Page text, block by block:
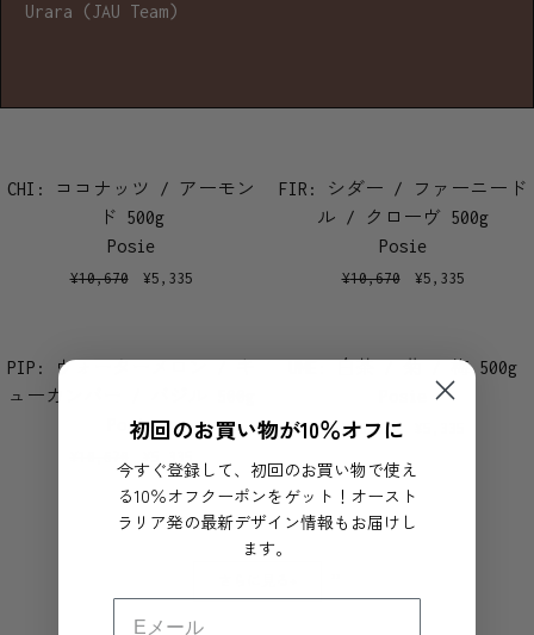
Urara (JAU Team)
CHI: ココナッツ / アーモン
ド 500g
Posie
¥10,670 ¥5,335
FIR: シダー / ファーニード
ル / クローヴ 500g
Posie
¥10,670 ¥5,335
PIP: ウォーターメロン / キ
ューカンバー / バジル 500g
Posie
UME: 白茶 / 菊 / 梅 500g
¥10,670
初回のお買い物が10％オフに
今すぐ登録して、初回のお買い物で使え
る10％オフクーポンをゲット！オースト
ラリア発の最新デザイン情報もお届けし
ます。